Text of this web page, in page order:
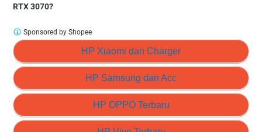
RTX 3070?
HP Xiaomi dan Charger
HP Samsung dan Acc
HP OPPO Terbaru
Sponsored by Shopee